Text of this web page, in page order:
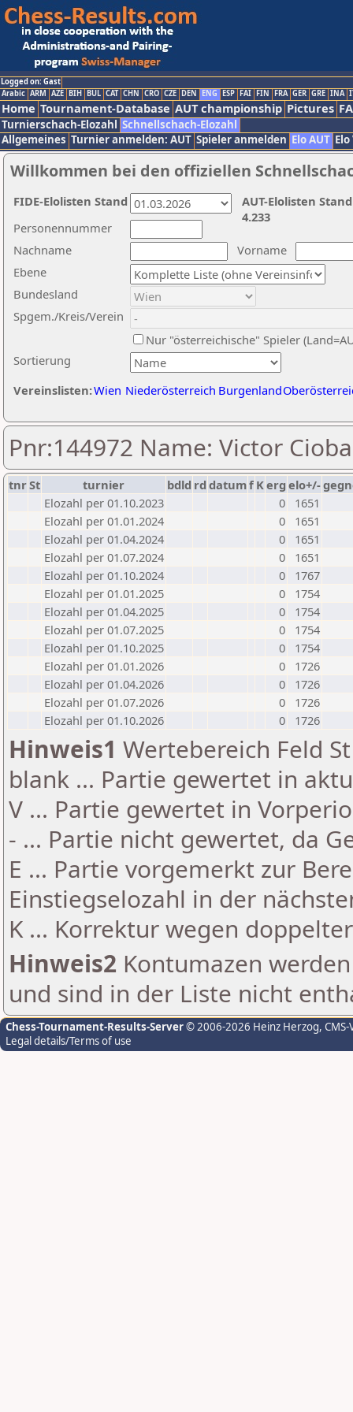
Logged on: Gast
Arabic ARM AZE BIH BUL CAT CHN CRO CZE DEN ENG ESP FAI FIN FRA GER GRE INA
Home Tournament-Database AUT championship Pictures
Turnierschach-Elozahl Schnellschach-Elozahl
Allgemeines Turnier anmelden: AUT Spieler anmelden Elo AUT
Willkommen bei den offiziellen
Nachname
Vorname
Ebene
Sortierung
Personennummer
Bundesland
Spgem./Kreis/Verein
Nur "österreichische" Spieler
Vereinslisten:Wien Niederösterreich Burgenland
AUT-Elolisten
4.233
FIDE-Elolisten Stand
Pnr:144972 Name: Victor
tnrSt turnier bdld rd datumf Kerg elo+/-
Elozahl per 01.10.2023
0
1651
Elozahl per 01.01.2024
0
1651
Elozahl per 01.04.2024
0
1651
Elozahl per 01.07.2024
0
1651
Elozahl per 01.10.2024
0
1767
Elozahl per 01.01.2025
0
1754
Elozahl per 01.04.2025
0
1754
Elozahl per 01.07.2025
0
1754
Elozahl per 01.10.2025
0
1754
Elozahl per 01.01.2026
0
1726
Elozahl per 01.04.2026
0
1726
Elozahl per 01.07.2026
0
1726
Elozahl per 01.10.2026
0 1726
Hinweis1 Wertebereich Feld
blank ... Partie gewertet in
V ... Partie gewertet in
- ... Partie nicht gewertet, da
E ... Partie vorgemerkt zur
Einstiegselozahl in der
K ... Korrektur wegen
Hinweis2 Kontumazen
und sind in der Liste nicht
Chess-Tournament-Results-Server© 2006-2026 Heinz Herzog,
Legal details/Terms of use